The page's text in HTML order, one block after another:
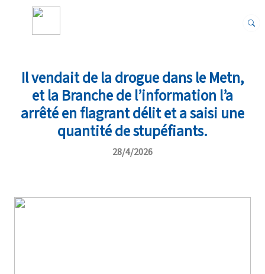
Il vendait de la drogue dans le Metn,
et la Branche de l’information l’a
arrêté en flagrant délit et a saisi une
quantité de stupéfiants.
28/4/2026